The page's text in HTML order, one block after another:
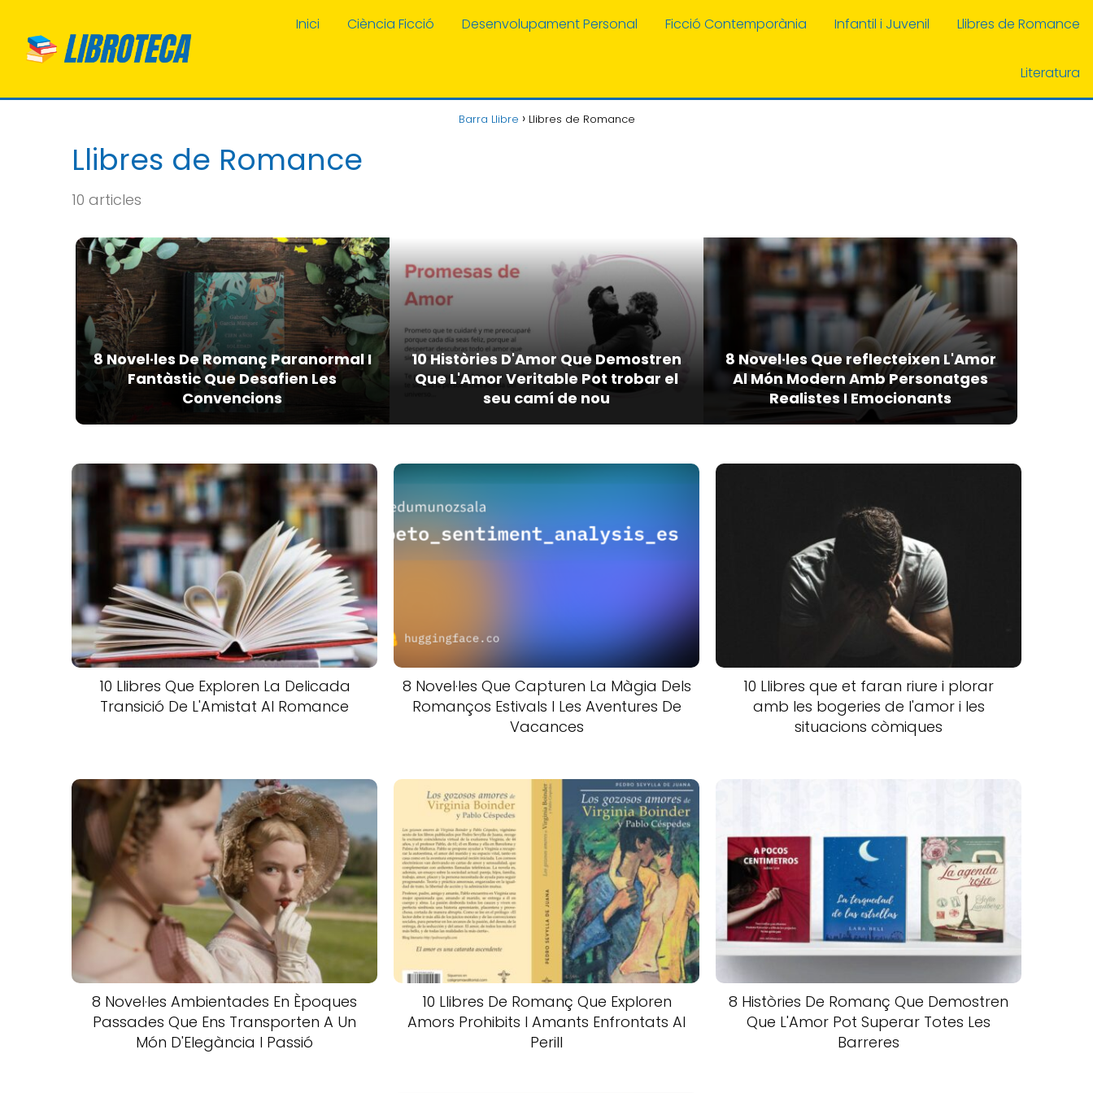
Inici Ciència Ficció Desenvolupament Personal Ficció Contemporània Infantil i Juvenil Llibres de Romance
Literatura
Barra Llibre Llibres de Romance
Llibres de Romance
10 articles
8 Novel·les De Romanç Paranormal I
Fantàstic Que Desafien Les
Convencions
10 Històries D'Amor Que Demostren
Que L'Amor Veritable Pot trobar el
seu camí de nou
8 Novel·les Que reflecteixen L'Amor
Al Món Modern Amb Personatges
Realistes I Emocionants
10 Llibres Que Exploren La Delicada
Transició De L'Amistat Al Romance
8 Novel·les Que Capturen La Màgia Dels
Romanços Estivals I Les Aventures De
Vacances
10 Llibres que et faran riure i plorar
amb les bogeries de l'amor i les
situacions còmiques
8 Novel·les Ambientades En Èpoques
Passades Que Ens Transporten A Un
Món D'Elegància I Passió
10 Llibres De Romanç Que Exploren
Amors Prohibits I Amants Enfrontats Al
Perill
8 Històries De Romanç Que Demostren
Que L'Amor Pot Superar Totes Les
Barreres